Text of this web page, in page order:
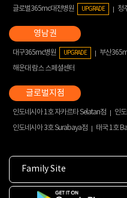
글로벌365mc대전병원 UPGRADE 청
대구365mc병원 UPGRADE 부산
해운대 람스 스페셜센터
인도네시아 1호 자카르타 Selatan점
인
인도네시아 3호 Surabaya점
태국 1호
Family Site